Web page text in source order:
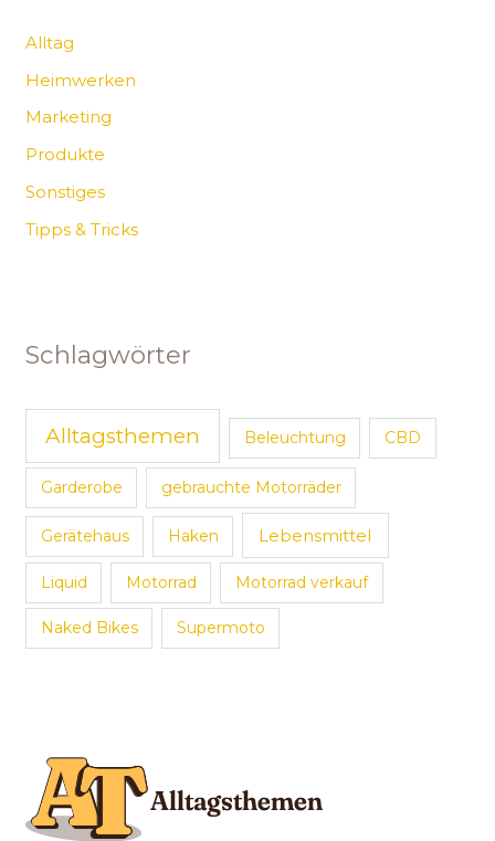
Alltag
Heimwerken
Marketing
Produkte
Sonstiges
Tipps & Tricks
Schlagwörter
Alltagsthemen Beleuchtung CBD
Garderobe gebrauchte Motorräder
Gerätehaus Haken Lebensmittel
Liquid Motorrad Motorrad verkauf
Naked Bikes Supermoto